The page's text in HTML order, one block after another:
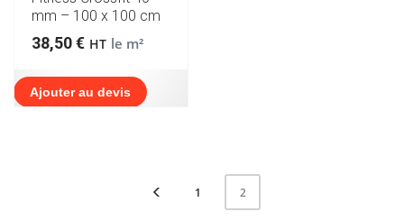
mm – 100 x 100 cm
38,50€ HT le m²
Ajouter au devis
1 2